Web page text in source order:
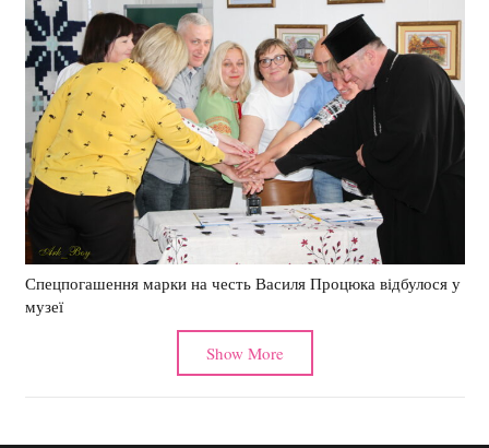
Спецпогашення марки на честь Василя Процюка відбулося у
музеї
Show More